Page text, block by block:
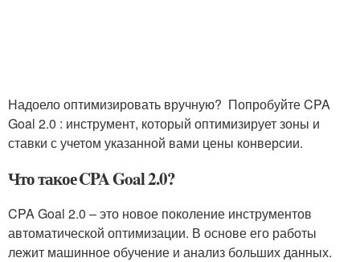
Надоело оптимизировать вручную? Попробуйте CPA
Goal 2.0 : инструмент, который оптимизирует зоны и
ставки с учетом указанной вами цены конверсии.
Что такое CPA Goal 2.0?
CPA Goal 2.0 – это новое поколение инструментов
автоматической оптимизации. В основе его работы
лежит машинное обучение и анализ больших данных.